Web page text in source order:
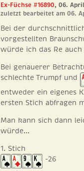
Ex-Füchse #16890, 06.
zuletzt bearbeitet am 06.
Bei der
vorgestellten
würde ich das Re auch
Bei genauerer
schlechte Trumpf und
entweder ein eigenes
ersten Stich abfragen
Man kann sich dann
würde...
1. Stich
-26